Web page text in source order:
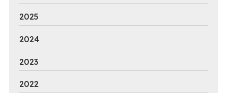
2025
2024
2023
2022